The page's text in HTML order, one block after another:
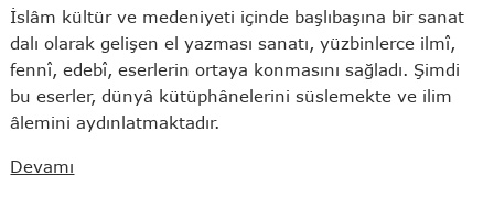
İslâm kültür ve medeniyeti içinde başlıbaşına bir sanat
dalı olarak gelişen el yazması sanatı, yüzbinlerce ilmî,
fennî, edebî, eserlerin ortaya konmasını sağladı. Şimdi
bu eserler, dünyâ kütüphânelerini süslemekte ve ilim
âlemini aydınlatmaktadır.
Devamı